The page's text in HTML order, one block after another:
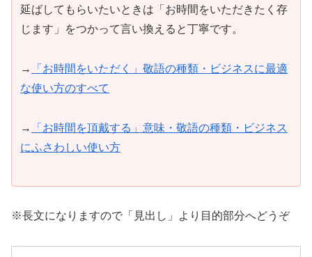
延ばしてもらいたいときは「お時間をいただきたく存
じます」をつかって言い換えると丁寧です。
→
「お時間をいただく」敬語の種類・ビジネスに最適
な使い方のすべて
→
「お時間を頂戴する」意味・敬語の種類・ビジネス
にふさわしい使い方
※長文になりますので「見出し」より目的部分へどうぞ